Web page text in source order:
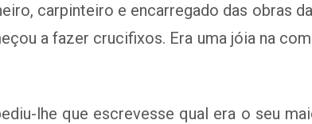
carpinteiro e encarregado das obras
a fazer crucifixos. Era uma jóia na
lhe que escrevesse qual era o seu